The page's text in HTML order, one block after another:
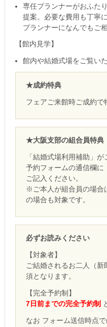
専任プランナーがおふた
提案。必要な費用も丁寧
プランナーになんでもご
【館内見学】
館内や結婚式場をご覧い
★成約特典
フェアご来館時ご成約で
★大阪支部の組合員特典
「結婚式場利用補助」が
予約フォームの通信欄に
ご記入ください。
※ご本人が組合員の場合
の場合も対象です。
必ずお読みください
【対象者】
ご結婚されるお二人（
須となります。
【完全予約制】
7日前までの完全予約制
なお フォーム送信時点で